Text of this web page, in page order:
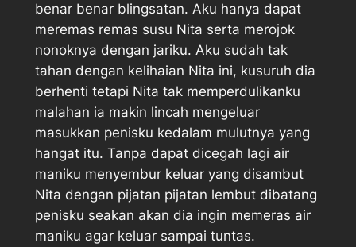
benar benar blingsatan. Aku hanya dapat
meremas remas susu Nita serta merojok
nonoknya dengan jariku. Aku sudah tak
tahan dengan kelihaian Nita ini, kusuruh dia
berhenti tetapi Nita tak memperdulikanku
malahan ia makin lincah mengeluar
masukkan penisku kedalam mulutnya yang
hangat itu. Tanpa dapat dicegah lagi air
maniku menyembur keluar yang disambut
Nita dengan pijatan pijatan lembut dibatang
penisku seakan akan dia ingin memeras air
maniku agar keluar sampai tuntas.